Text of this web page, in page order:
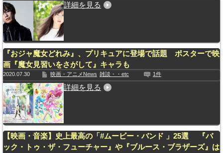
詳細を見る
『おジャ魔女どれみ』、プリキュアに登場で話題 ポスターで映
画『魔女見習いをさがして』キャラも
2020.07.30 映画・アニメNews 雑談・・etc 1件
詳細を見る
【映画・音楽】史上最高の「#ムービー・バンド 」25選 『バ
ック・トゥ・ザ・フューチャー』や『ブルース・ブラザーズ』は